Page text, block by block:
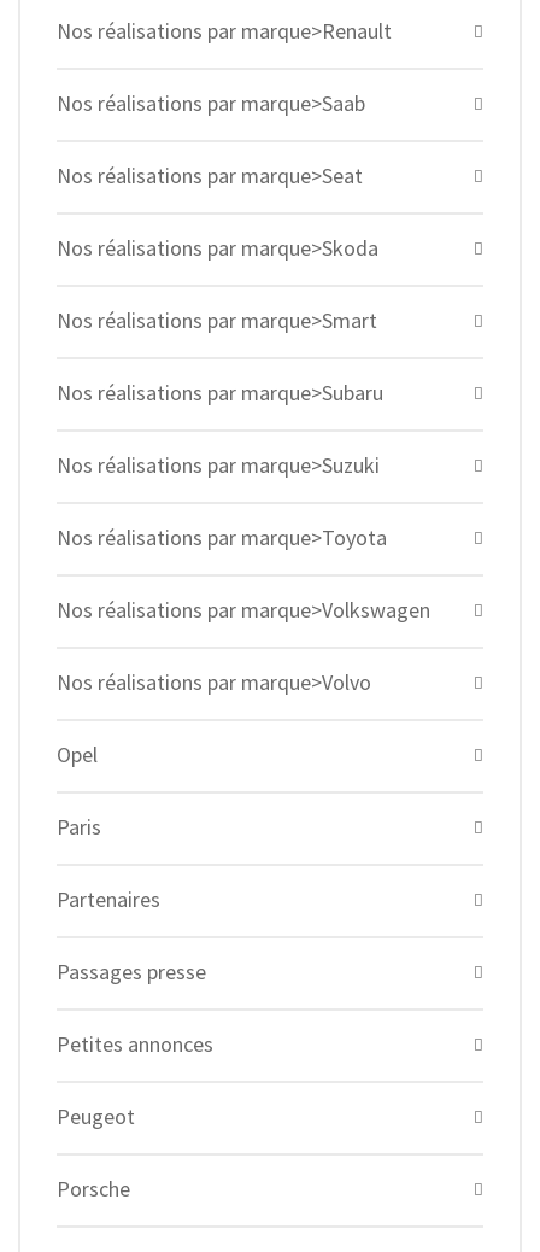
Nos réalisations par marque>Renault
Nos réalisations par marque>Saab
Nos réalisations par marque>Seat
Nos réalisations par marque>Skoda
Nos réalisations par marque>Smart
Nos réalisations par marque>Subaru
Nos réalisations par marque>Suzuki
Nos réalisations par marque>Toyota
Nos réalisations par marque>Volkswagen
Nos réalisations par marque>Volvo
Opel
Paris
Partenaires
Passages presse
Petites annonces
Peugeot
Porsche